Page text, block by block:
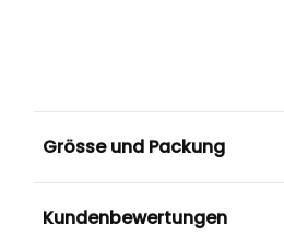
Grösse und Packung
Kundenbewertungen